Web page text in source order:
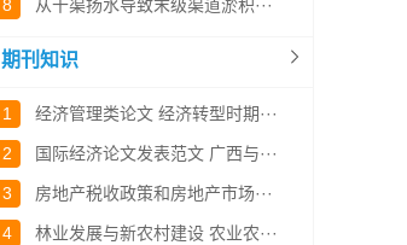
8 从干渠扬水导致末级渠道淤积···
期刊知识
1 经济管理类论文 经济转型时期···
2 国际经济论文发表范文 广西与···
3 房地产税收政策和房地产市场···
4 林业发展与新农村建设 农业农···